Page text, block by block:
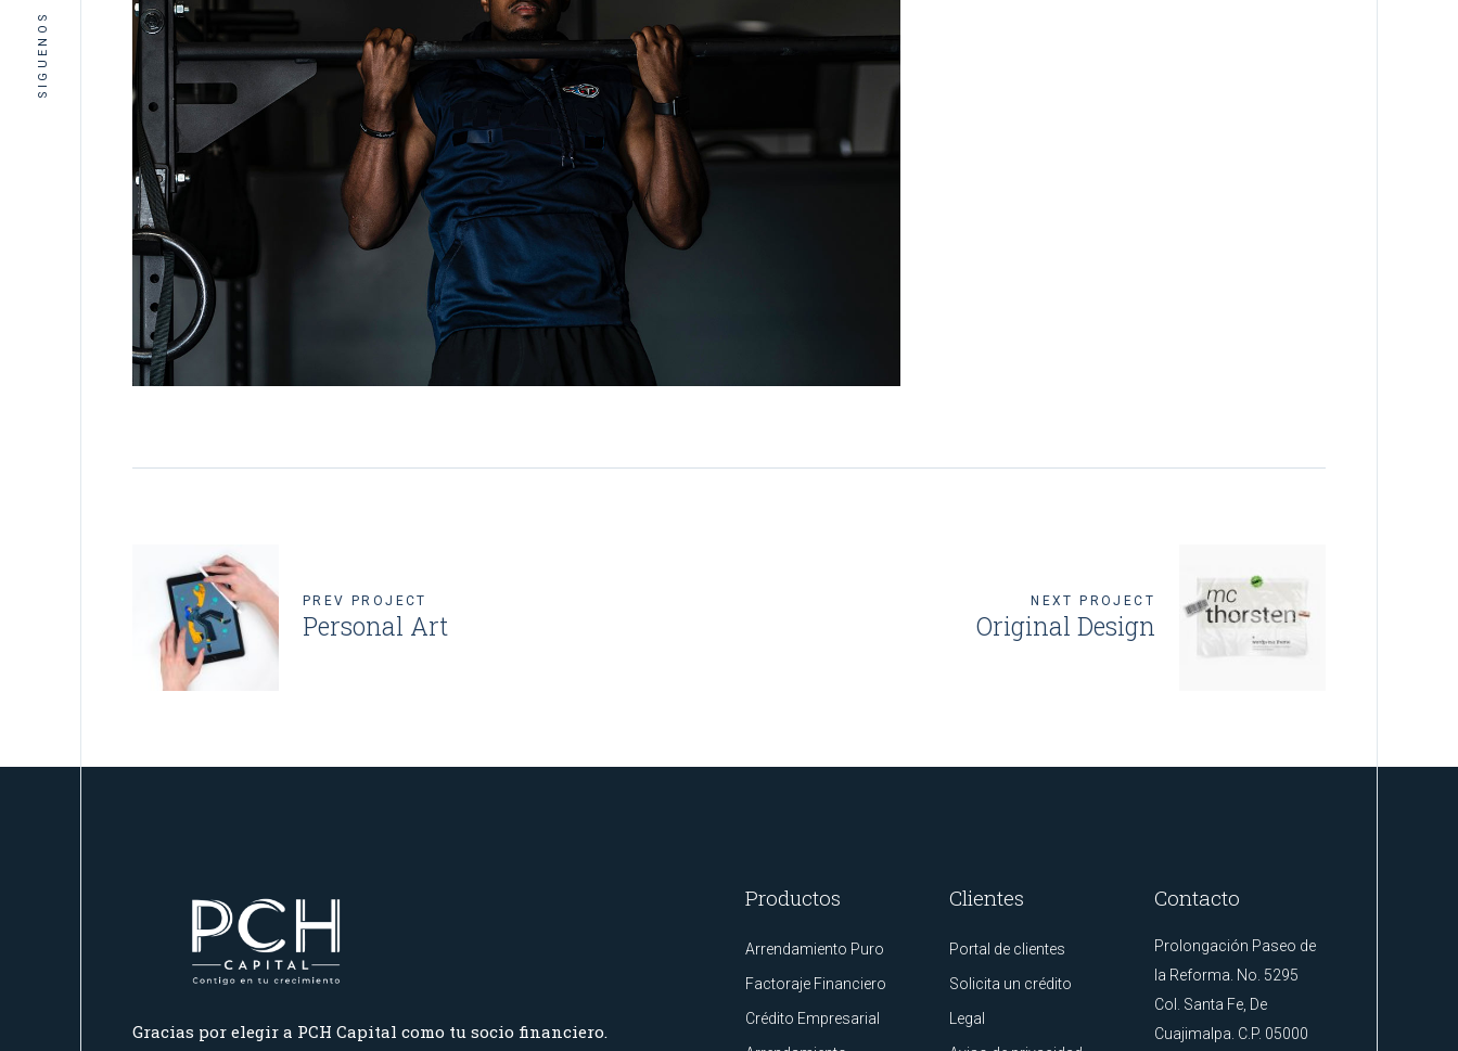
SIGUENOS
PREV PROJECT
Personal Art
NEXT PROJECT
Original Design
Gracias por elegir a PCH Capital como tu socio financiero.
Productos
Arrendamiento Puro
Factoraje Financiero
Crédito Empresarial
Clientes
Portal de clientes
Solicita un crédito
Legal
Contacto
Prolongación Paseo de
la Reforma. No. 5295
Col. Santa Fe, De
Cuajimalpa. C.P. 05000